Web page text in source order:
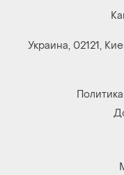
Украина, 02121,